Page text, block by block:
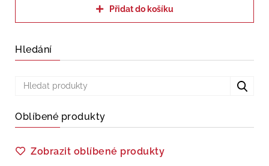
Přidat do košíku
Hledání
Oblíbené produkty
Zobrazit oblíbené produkty